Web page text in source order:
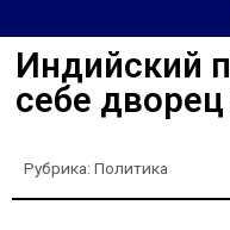
Индийский
себе
Рубрика: Политика